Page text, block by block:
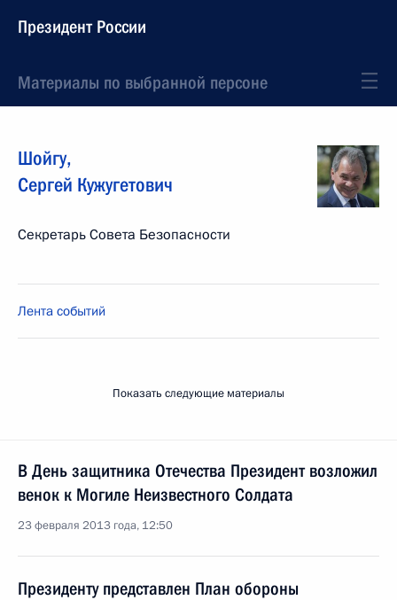
Президент России
Материалы по выбранной персоне
Шойгу,
Сергей Кужугетович
Секретарь Совета Безопасности
Лента событий
Показать следующие материалы
В День защитника Отечества Президент возложил
венок к Могиле Неизвестного Солдата
23 февраля 2013 года, 12:50
Президенту представлен План обороны